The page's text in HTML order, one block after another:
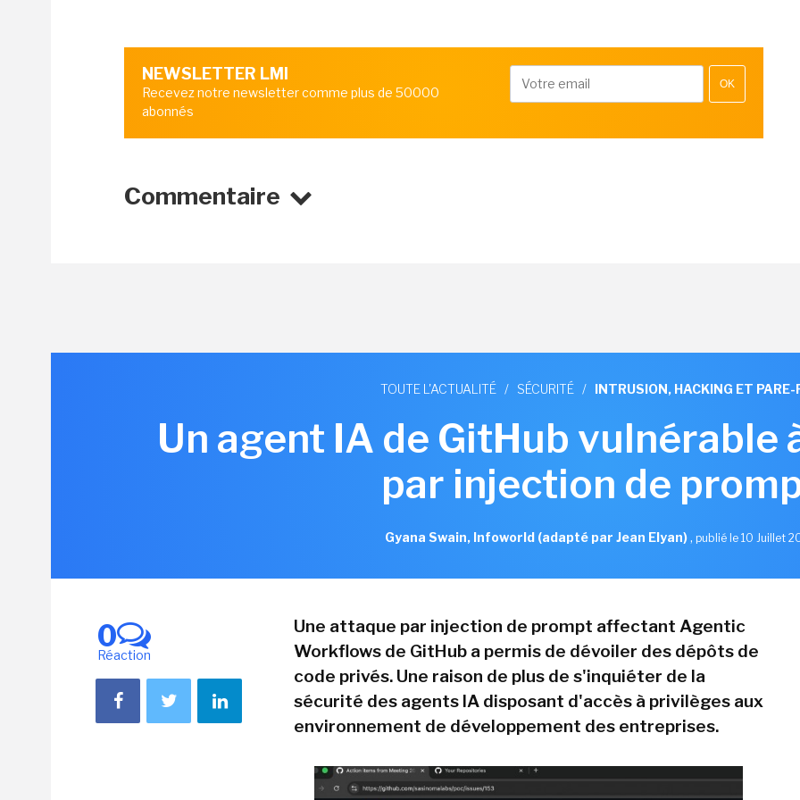
NEWSLETTER LMI
Recevez notre newsletter comme plus de 50000
abonnés
OK
Commentaire
TOUTE L'ACTUALITÉ / SÉCURITÉ / INTRUSION, HACKING ET PARE-
Un agent IA de GitHub vulnérable
par injection de
Gyana Swain, Infoworld (adapté par Jean Elyan), publié le 10 Juillet
0
Réaction
Une attaque par injection de prompt affectant Agentic
Workflows de GitHub a permis de dévoiler des dépôts de
code privés. Une raison de plus de s'inquiéter de la
sécurité des agents IA disposant d'accès à privilèges aux
environnement de développement des entreprises.